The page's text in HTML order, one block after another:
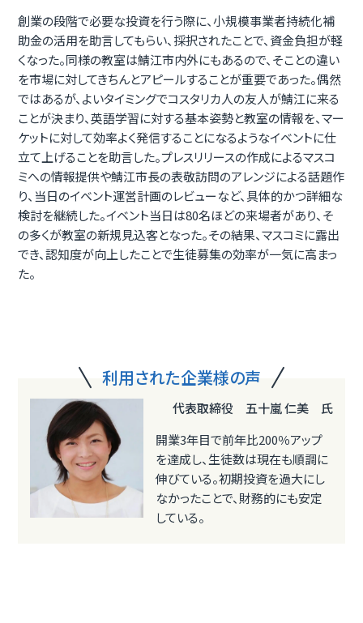
創業の段階で必要な投資を行う際に、小規模事業者持続化補
助金の活用を助言してもらい、採択されたことで、資金負担が軽
くなった。同様の教室は鯖江市内外にもあるので、そことの違い
を市場に対してきちんとアピールすることが重要であった。偶然
ではあるが、よいタイミングでコスタリカ人の友人が鯖江に来る
ことが決まり、英語学習に対する基本姿勢と教室の情報を、マー
ケットに対して効率よく発信することになるようなイベントに仕
立て上げることを助言した。プレスリリースの作成によるマスコ
ミへの情報提供や鯖江市長の表敬訪問のアレンジによる話題作
り、当日のイベント運営計画のレビューなど、具体的かつ詳細な
検討を継続した。イベント当日は80名ほどの来場者があり、そ
の多くが教室の新規見込客となった。その結果、マスコミに露出
でき、認知度が向上したことで生徒募集の効率が一気に高まっ
た。
利用された企業様の声
代表取締役 五十嵐 仁美 氏
開業3年目で前年比200％アップ
を達成し、生徒数は現在も順調に
伸びている。初期投資を過大にし
なかったことで、財務的にも安定
している。